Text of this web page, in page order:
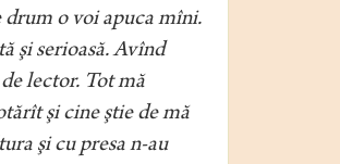
drum o voi apuca mîni.
şi serioasă. Avînd
lector. Tot mă
şi cine ştie de mă
şi cu presa n-au